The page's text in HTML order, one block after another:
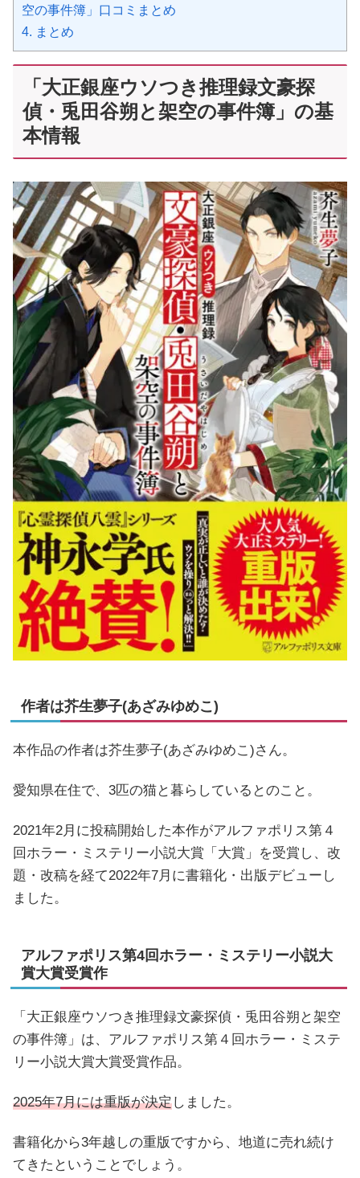
空の事件簿」口コミまとめ
4. まとめ
「大正銀座ウソつき推理録文豪探
偵・兎田谷朔と架空の事件簿」の基
本情報
作者は芥生夢子(あざみゆめこ)
本作品の作者は芥生夢子(あざみゆめこ)さん。
愛知県在住で、3匹の猫と暮らしているとのこと。
2021年2月に投稿開始した本作がアルファポリス第４
回ホラー・ミステリー小説大賞「大賞」を受賞し、改
題・改稿を経て2022年7月に書籍化・出版デビューし
ました。
アルファポリス第4回ホラー・ミステリー小説大
賞大賞受賞作
「大正銀座ウソつき推理録文豪探偵・兎田谷朔と架空
の事件簿」は、アルファポリス第４回ホラー・ミステ
リー小説大賞大賞受賞作品。
2025年7月には重版が決定しました。
書籍化から3年越しの重版ですから、地道に売れ続け
てきたということでしょう。